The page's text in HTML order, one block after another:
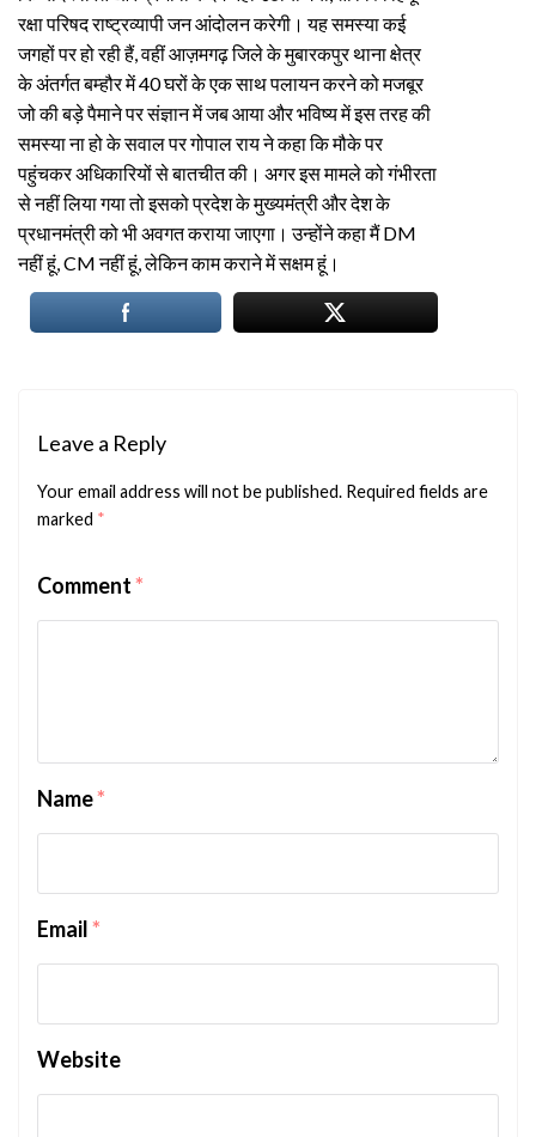
रक्षा परिषद राष्ट्रव्यापी जन आंदोलन करेगी। यह समस्या कई
जगहों पर हो रही हैं, वहीं आज़मगढ़ जिले के मुबारकपुर थाना क्षेत्र
के अंतर्गत बम्हौर में 40 घरों के एक साथ पलायन करने को मजबूर
जो की बड़े पैमाने पर संज्ञान में जब आया और भविष्य में इस तरह की
समस्या ना हो के सवाल पर गोपाल राय ने कहा कि मौके पर
पहुंचकर अधिकारियों से बातचीत की। अगर इस मामले को गंभीरता
से नहीं लिया गया तो इसको प्रदेश के मुख्यमंत्री और देश के
प्रधानमंत्री को भी अवगत कराया जाएगा। उन्होंने कहा मैं DM
नहीं हूं, CM नहीं हूं, लेकिन काम कराने में सक्षम हूं।
Leave a Reply
Your email address will not be published. Required fields are
marked *
Comment*
Name*
Email*
Website